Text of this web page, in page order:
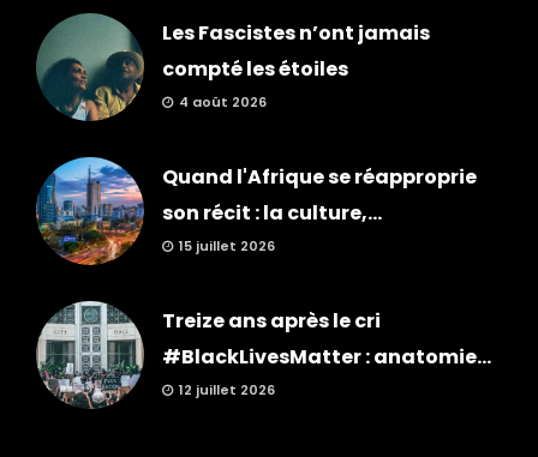
Les Fascistes n’ont jamais
compté les étoiles
4 août 2026
Quand l'Afrique se réapproprie
son récit : la culture,...
15 juillet 2026
Treize ans après le cri
#BlackLivesMatter : anatomie...
12 juillet 2026